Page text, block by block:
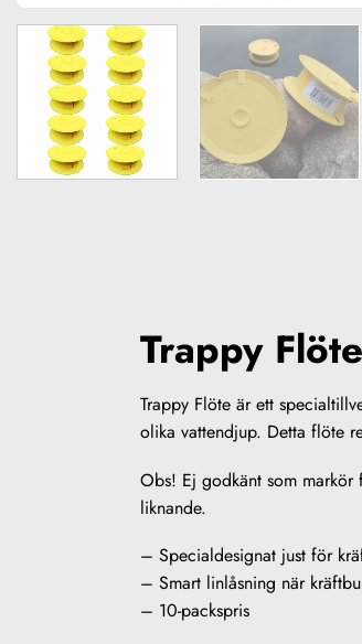
Trappy
Trappy Flöte är ett
olika vattendjup. Detta flöte
Obs! Ej godkänt som
liknande.
– Specialdesignat just för
– Smart linlåsning när
– 10-packspris